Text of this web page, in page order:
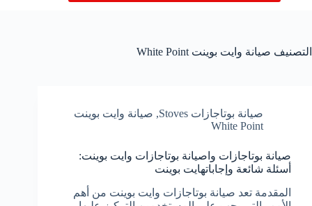
التصنيف صيانة وايت بوينت White Point
صيانة بوتاجازات Stoves , صيانة وايت بوينت
White Point
صيانة بوتاجازات واصيانة بوتاجازات وايت بوينت:
أسئلة شائعة وإجاباتهايت بوينت
المقدمة تعد صيانة بوتاجازات وايت بوينت من أهم